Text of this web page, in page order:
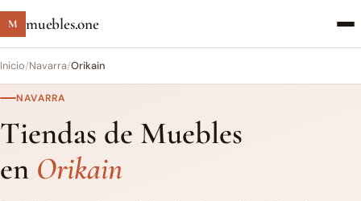
M muebles.one
Inicio/Navarra/Orikain
NAVARRA
Tiendas de Muebles
en Orikain